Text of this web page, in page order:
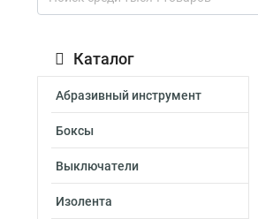
Каталог
Абразивный инструмент
Боксы
Выключатели
Изолента